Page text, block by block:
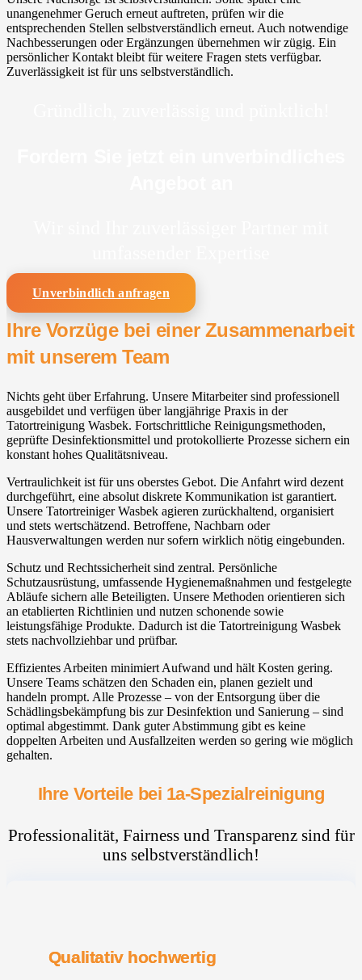
unangenehmer Geruch erneut auftreten, prüfen wir die
entsprechenden Stellen selbstverständlich erneut. Auch notwendige
Nachbesserungen oder Ergänzungen übernehmen wir zügig. Ein
persönlicher Kontakt bleibt für weitere Fragen stets verfügbar.
Zuverlässigkeit ist für uns selbstverständlich.
Unverbindlich anfragen
Ihre Vorzüge bei einer Zusammenarbeit
mit unserem Team
Nichts geht über Erfahrung. Unsere Mitarbeiter sind professionell
ausgebildet und verfügen über langjährige Praxis in der
Tatortreinigung Wasbek. Fortschrittliche Reinigungsmethoden,
geprüfte Desinfektionsmittel und protokollierte Prozesse sichern ein
konstant hohes Qualitätsniveau.
Vertraulichkeit ist für uns oberstes Gebot. Die Anfahrt wird dezent
durchgeführt, eine absolut diskrete Kommunikation ist garantiert.
Unsere Tatortreiniger Wasbek agieren zurückhaltend, organisiert
und stets wertschätzend. Betroffene, Nachbarn oder
Hausverwaltungen werden nur sofern wirklich nötig eingebunden.
Schutz und Rechtssicherheit sind zentral. Persönliche
Schutzausrüstung, umfassende Hygienemaßnahmen und festgelegte
Abläufe sichern alle Beteiligten. Unsere Methoden orientieren sich
an etablierten Richtlinien und nutzen schonende sowie
leistungsfähige Produkte. Dadurch ist die Tatortreinigung Wasbek
stets nachvollziehbar und prüfbar.
Effizientes Arbeiten minimiert Aufwand und hält Kosten gering.
Unsere Teams schätzen den Schaden ein, planen gezielt und
handeln prompt. Alle Prozesse – von der Entsorgung über die
Schädlingsbekämpfung bis zur Desinfektion und Sanierung – sind
optimal abgestimmt. Dank guter Abstimmung gibt es keine
doppelten Arbeiten und Ausfallzeiten werden so gering wie möglich
gehalten.
Ihre Vorteile bei 1a-Spezialreinigung
Professionalität, Fairness und Transparenz sind für
uns selbstverständlich!
Qualitativ hochwertig